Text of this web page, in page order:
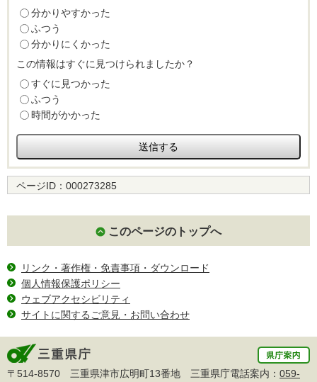
分かりやすかった
ふつう
分かりにくかった
この情報はすぐに見つけられましたか？
すぐに見つかった
ふつう
時間がかかった
ページID： 000273285
このページのトップへ
リンク・著作権・免責事項・ダウンロード
個人情報保護ポリシー
ウェブアクセシビリティ
サイトに関するご意見・お問い合わせ
〒514-8570 三重県津市広明町13番地 三重県庁電話案内： 059-